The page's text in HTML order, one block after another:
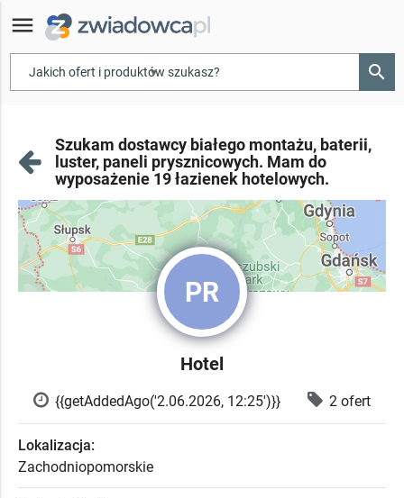
menu
▾ search
Szukam dostawcy białego montażu, baterii,
luster, paneli prysznicowych. Mam do
wyposażenie 19 łazienek hotelowych.
PR
Hotel
{{getAddedAgo('2.06.2026, 12:25')}} 2 ofert
Lokalizacja:
Zachodniopomorskie